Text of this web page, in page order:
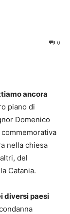
0
ancora
piano di
Domenico
commemorativa
nella chiesa
del
Catania.
diversi paesi